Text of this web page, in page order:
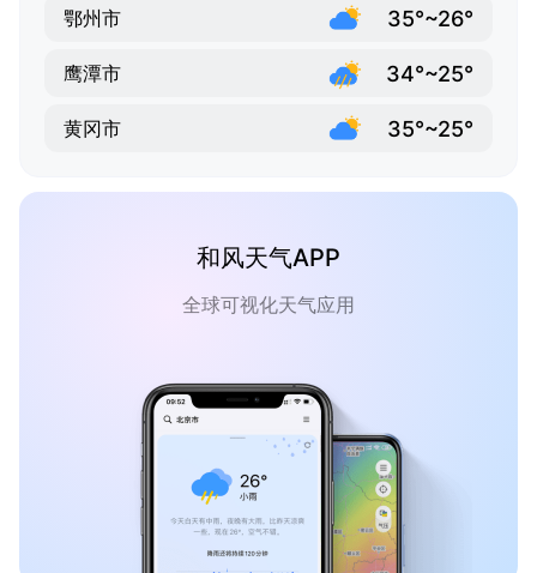
鄂州市 35°~26°
鹰潭市 34°~25°
黄冈市 35°~25°
和风天气APP
全球可视化天气应用